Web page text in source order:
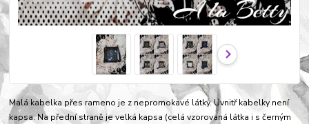
Malá kabelka přes rameno je z nepromokavé látky. Uvnitř kabelky není
kapsa. Na přední straně je velká kapsa (celá vzorovaná látka i s černým